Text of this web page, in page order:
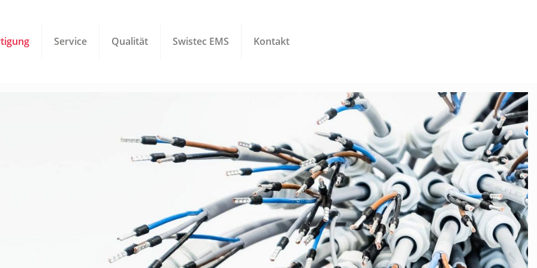
Service Qualität Swistec EMS Kontakt